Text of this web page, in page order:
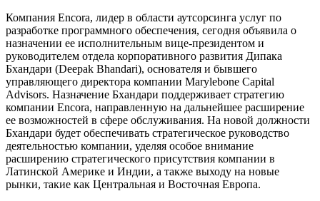
Компания Encora, лидер в области аутсорсинга услуг по
разработке программного обеспечения, сегодня объявила о
назначении ее исполнительным вице-президентом и
руководителем отдела корпоративного развития Дипака
Бхандари (Deepak Bhandari), основателя и бывшего
управляющего директора компании Marylebone Capital
Advisors. Назначение Бхандари поддерживает стратегию
компании Encora, направленную на дальнейшее расширение
ее возможностей в сфере обслуживания. На новой должности
Бхандари будет обеспечивать стратегическое руководство
деятельностью компании, уделяя особое внимание
расширению стратегического присутствия компании в
Латинской Америке и Индии, а также выходу на новые
рынки, такие как Центральная и Восточная Европа.